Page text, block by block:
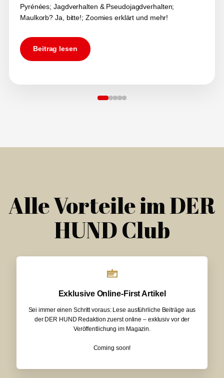
Pyrénées; Jagdverhalten & Pseudojagdverhalten;
Maulkorb? Ja, bitte!; Zoomies erklärt und mehr!
Beitrag lesen
Alle Vorteile im DER
HUND Club
Exklusive Online-First Artikel
Sei immer einen Schritt voraus: Lese ausführliche Beiträge aus
der DER HUND Redaktion zuerst online – exklusiv vor der
Veröffentlichung im Magazin.
Coming soon!